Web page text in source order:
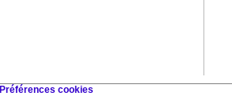
Préférences cookies